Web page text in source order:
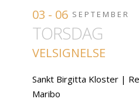
03 - 06 SEPTEMBER
TORSDAG
VELSIGNELSE
Sankt Birgitta Kloster |
Maribo